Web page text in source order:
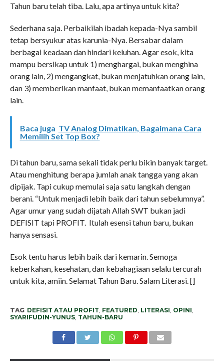
Tahun baru telah tiba. Lalu, apa artinya untuk kita?
Sederhana saja. Perbaikilah ibadah kepada-Nya sambil
tetap bersyukur atas karunia-Nya. Bersabar dalam
berbagai keadaan dan hindari keluhan. Agar esok, kita
mampu bersikap untuk 1) menghargai, bukan menghina
orang lain, 2) mengangkat, bukan menjatuhkan orang lain,
dan 3) memberikan manfaat, bukan memanfaatkan orang
lain.
Baca juga TV Analog Dimatikan, Bagaimana Cara
Memilih Set Top Box?
Di tahun baru, sama sekali tidak perlu bikin banyak target.
Atau menghitung berapa jumlah anak tangga yang akan
dipijak. Tapi cukup memulai saja satu langkah dengan
berani. “Untuk menjadi lebih baik dari tahun sebelumnya”.
Agar umur yang sudah dijatah Allah SWT bukan jadi
DEFISIT tapi PROFIT. Itulah esensi tahun baru, bukan
hanya sensasi.
Esok tentu harus lebih baik dari kemarin. Semoga
keberkahan, kesehatan, dan kebahagiaan selalu tercurah
untuk kita, amiin. Selamat Tahun Baru. Salam Literasi. []
TAG DEFISIT ATAU PROFIT, FEATURED, LITERASI, OPINI,
SYARIFUDIN-YUNUS, TAHUN-BARU